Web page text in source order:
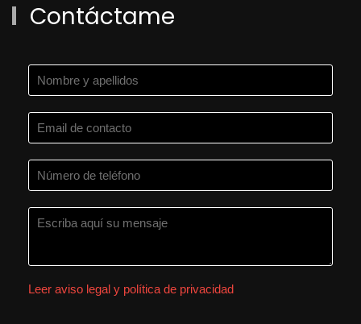
Contáctame
Leer aviso legal y política de privacidad